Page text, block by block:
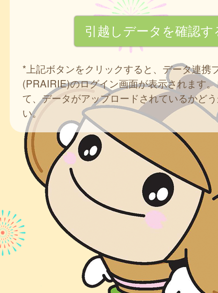
*上記ボタンをクリックすると、データ連携
(PRAIRIE)のログイン画面が表示されます
て、データがアップロードされているかど
い。